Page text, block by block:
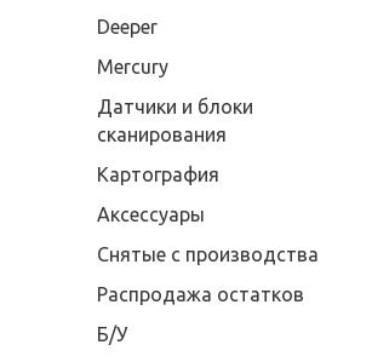
Deeper
Mercury
Датчики и блоки
сканирования
Картография
Аксессуары
Снятые с производства
Распродажа остатков
Б/У